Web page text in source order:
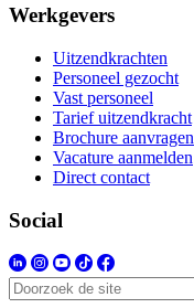
Werkgevers
Uitzendkrachten
Personeel gezocht
Vast personeel
Tarief uitzendkracht
Brochure aanvragen
Vacature aanmelden
Direct contact
Social